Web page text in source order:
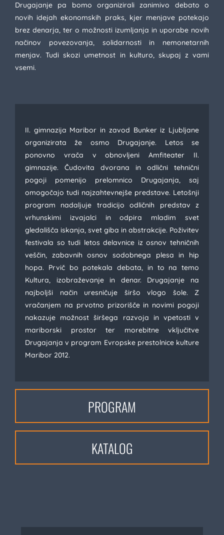
Drugajanje pa bomo organizirali zanimivo debato o
novih idejah ekonomskih praks, kjer menjave potekajo
brez denarja, ter o možnosti izumljanja in uporabe novih
načinov povezovanja, solidarnosti in nemonetarnih
menjav. Tudi skozi umetnost in kulturo, skupaj z vami
vsemi.
II. gimnazija Maribor in zavod Bunker iz Ljubljane
organizirata že osmo Drugajanje. Letos se
ponovno vrača v obnovljeni Amfiteater II.
gimnazije. Čudovita dvorana in odlični tehnični
pogoji pomenijo prelomnico Drugajanja, saj
omogočajo tudi najzahtevnejše predstave. Letošnji
program nadaljuje tradicijo odličnih predstav z
vrhunskimi izvajalci in odpira mladim svet
gledališča iskanja, svet giba in abstrakcije. Poživitev
festivala so tudi letos delavnice iz osnov tehničnih
veščin, zabavnih osnov sodobnega plesa in hip
hopa. Prvič bo potekala debata, in to na temo
Kultura, izobraževanje in denar. Drugajanje na
najboljši način uresničuje širšo vlogo šole. Z
vračanjem na prvotno prizorišče in novimi pogoji
nakazuje možnost širšega razvoja in vpetosti v
mariborski prostor ter morebitne vključitve
Drugajanja v program Evropske prestolnice kulture
Maribor 2012.
PROGRAM
KATALOG